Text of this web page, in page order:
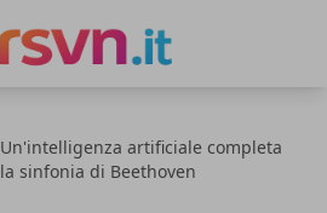
Un'intelligenza artificiale completa
la sinfonia di Beethoven